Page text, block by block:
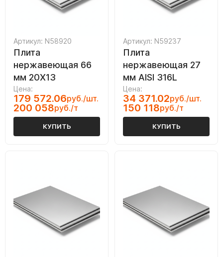
Артикул: N58920
Плита
нержавеющая 66
мм 20Х13
Цена:
179 572.06руб./шт.
200 058руб./т
КУПИТЬ
Артикул: N59237
Плита
нержавеющая 27
мм AISI 316L
Цена:
34 371.02руб./шт.
150 118руб./т
КУПИТЬ